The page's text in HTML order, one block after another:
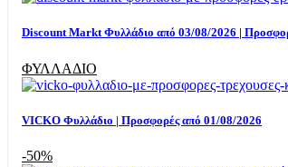
Discount Markt Φυλλάδιο από 03/08/2026 |
ΦΥΛΛΑΔΙΟ
VICKO Φυλλάδιο | Προσφορές από 01/08/2026
-50%